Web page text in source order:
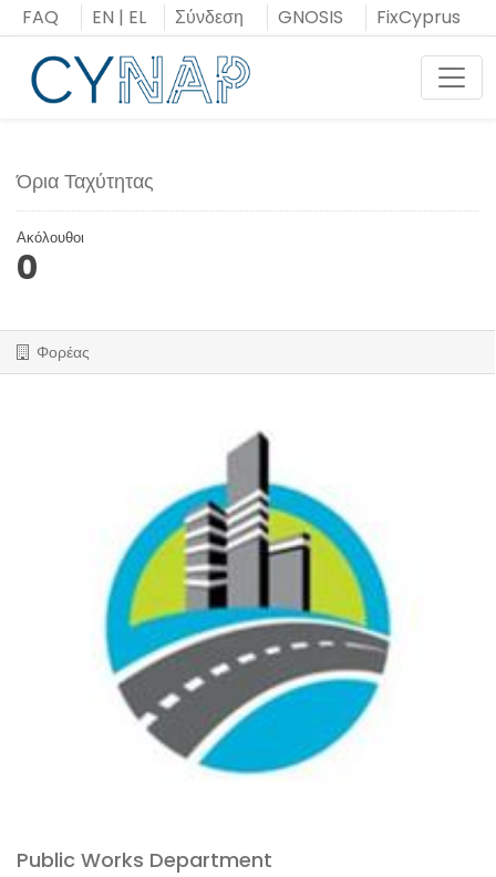
Μεταπήδηση
στο
περιεχόμενο
FAQ EN | EL Σύνδεση GNOSIS FixCyprus
Όρια Ταχύτητας
Ακόλουθοι
0
Φορέας
Public Works Department